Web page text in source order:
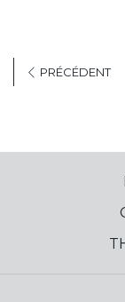
Grâce à ses
marques
produit et un
vin, le café,
PRÉCÉDENT